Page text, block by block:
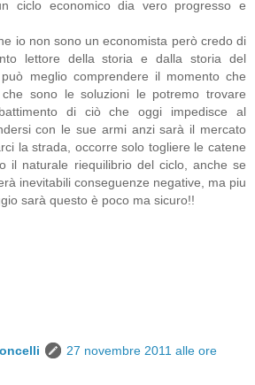
ciclo economico dia vero progresso e
io non sono un economista però credo di
lettore della storia e dalla storia del
meglio comprendere il momento che
sono le soluzioni le potremo trovare
di ciò che oggi impedisce al
con le sue armi anzi sarà il mercato
la strada, occorre solo togliere le catene
il naturale riequilibrio del ciclo, anche se
inevitabili conseguenze negative, ma piu
sarà questo è poco ma sicuro!!
27 novembre 2011 alle ore